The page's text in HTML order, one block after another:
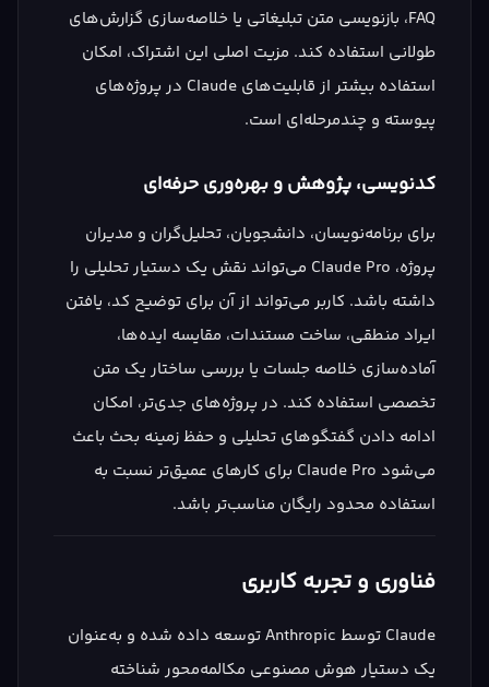
FAQ، بازنویسی متن تبلیغاتی یا خلاصه‌سازی گزارش‌های
طولانی استفاده کند. مزیت اصلی این اشتراک، امکان
استفاده بیشتر از قابلیت‌های Claude در پروژه‌های
پیوسته و چندمرحله‌ای است.
کدنویسی، پژوهش و بهره‌وری حرفه‌ای
برای برنامه‌نویسان، دانشجویان، تحلیل‌گران و مدیران
پروژه، Claude Pro می‌تواند نقش یک دستیار تحلیلی را
داشته باشد. کاربر می‌تواند از آن برای توضیح کد، یافتن
ایراد منطقی، ساخت مستندات، مقایسه ایده‌ها،
آماده‌سازی خلاصه جلسات یا بررسی ساختار یک متن
تخصصی استفاده کند. در پروژه‌های جدی‌تر، امکان
ادامه دادن گفتگوهای تحلیلی و حفظ زمینه بحث باعث
می‌شود Claude Pro برای کارهای عمیق‌تر نسبت به
استفاده محدود رایگان مناسب‌تر باشد.
فناوری و تجربه کاربری
Claude توسط Anthropic توسعه داده شده و به‌عنوان
یک دستیار هوش مصنوعی مکالمه‌محور شناخته